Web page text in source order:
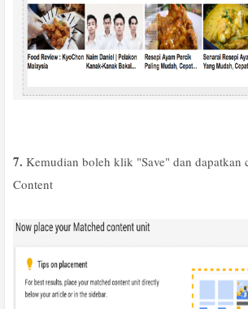
7. Kemudian boleh klik "Save" dan dapatkan
Content